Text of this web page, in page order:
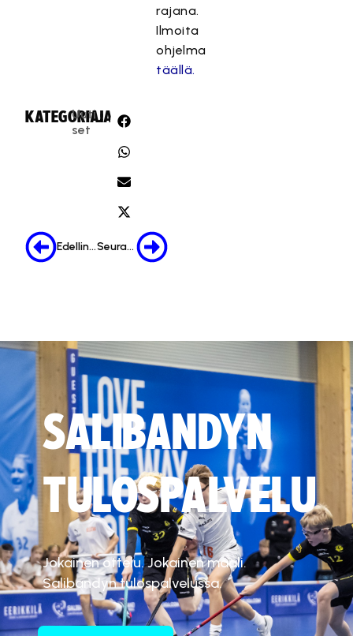
rajana.
Ilmoita
ohjelma
täällä.
KATEGORIA:
Uuti
set
JAA:
Edellinen Seuraava
SALIBANDYN
TULOSPALVELU
Jokainen ottelu. Jokainen maali.
Salibandyn tulospalvelussa.